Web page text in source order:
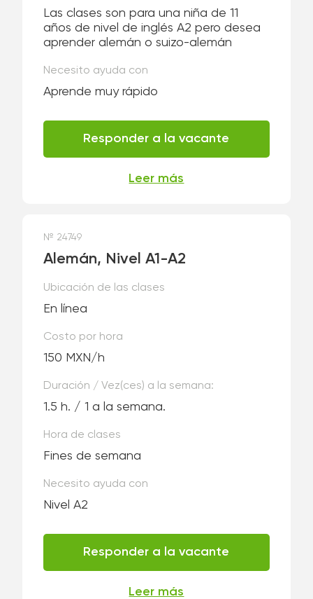
Las clases son para una niña de 11
años de nivel de inglés A2 pero desea
aprender alemán o suizo-alemán
Necesito ayuda con
Aprende muy rápido
Responder a la vacante
Leer más
№ 24749
Alemán, Nivel А1-А2
Ubicación de las clases
En línea
Costo por hora
150 MXN/h
Duración / Vez(ces) a la semana:
1.5 h. / 1 a la semana.
Hora de clases
Fines de semana
Necesito ayuda con
Nivel A2
Responder a la vacante
Leer más